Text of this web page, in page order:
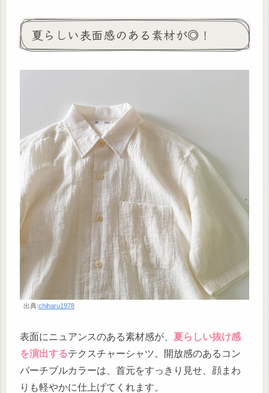
夏らしい表面感のある素材が◎！
出典:chiharu1978
表面にニュアンスのある素材感が、 夏らしい抜け感
を演出するテクスチャーシャツ。開放感のあるコン
バーチブルカラーは、首元をすっきり見せ、顔まわ
りも軽やかに仕上げてくれます。